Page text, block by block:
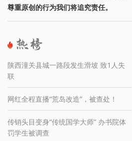
尊重原创的行为我们将追究责任。
陕西潼关县城一路段发生滑坡 致1人失
联
网红全程直播“荒岛改造”，被查处！
传销头目变身“传统国学大师” 办书院体
罚学生被调查